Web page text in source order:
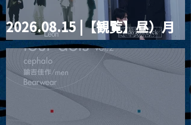
2026.08.15 |【観覧】昼）月
見ルpre.『POLYHEDRON』